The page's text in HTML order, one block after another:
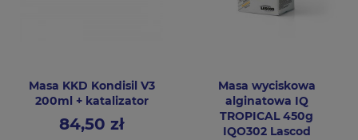
Masa KKD Kondisil V3
200ml + katalizator
Cena84,50 zł
Masa wyciskowa
alginatowa IQ
TROPICAL 450g
IQO302 Lascod